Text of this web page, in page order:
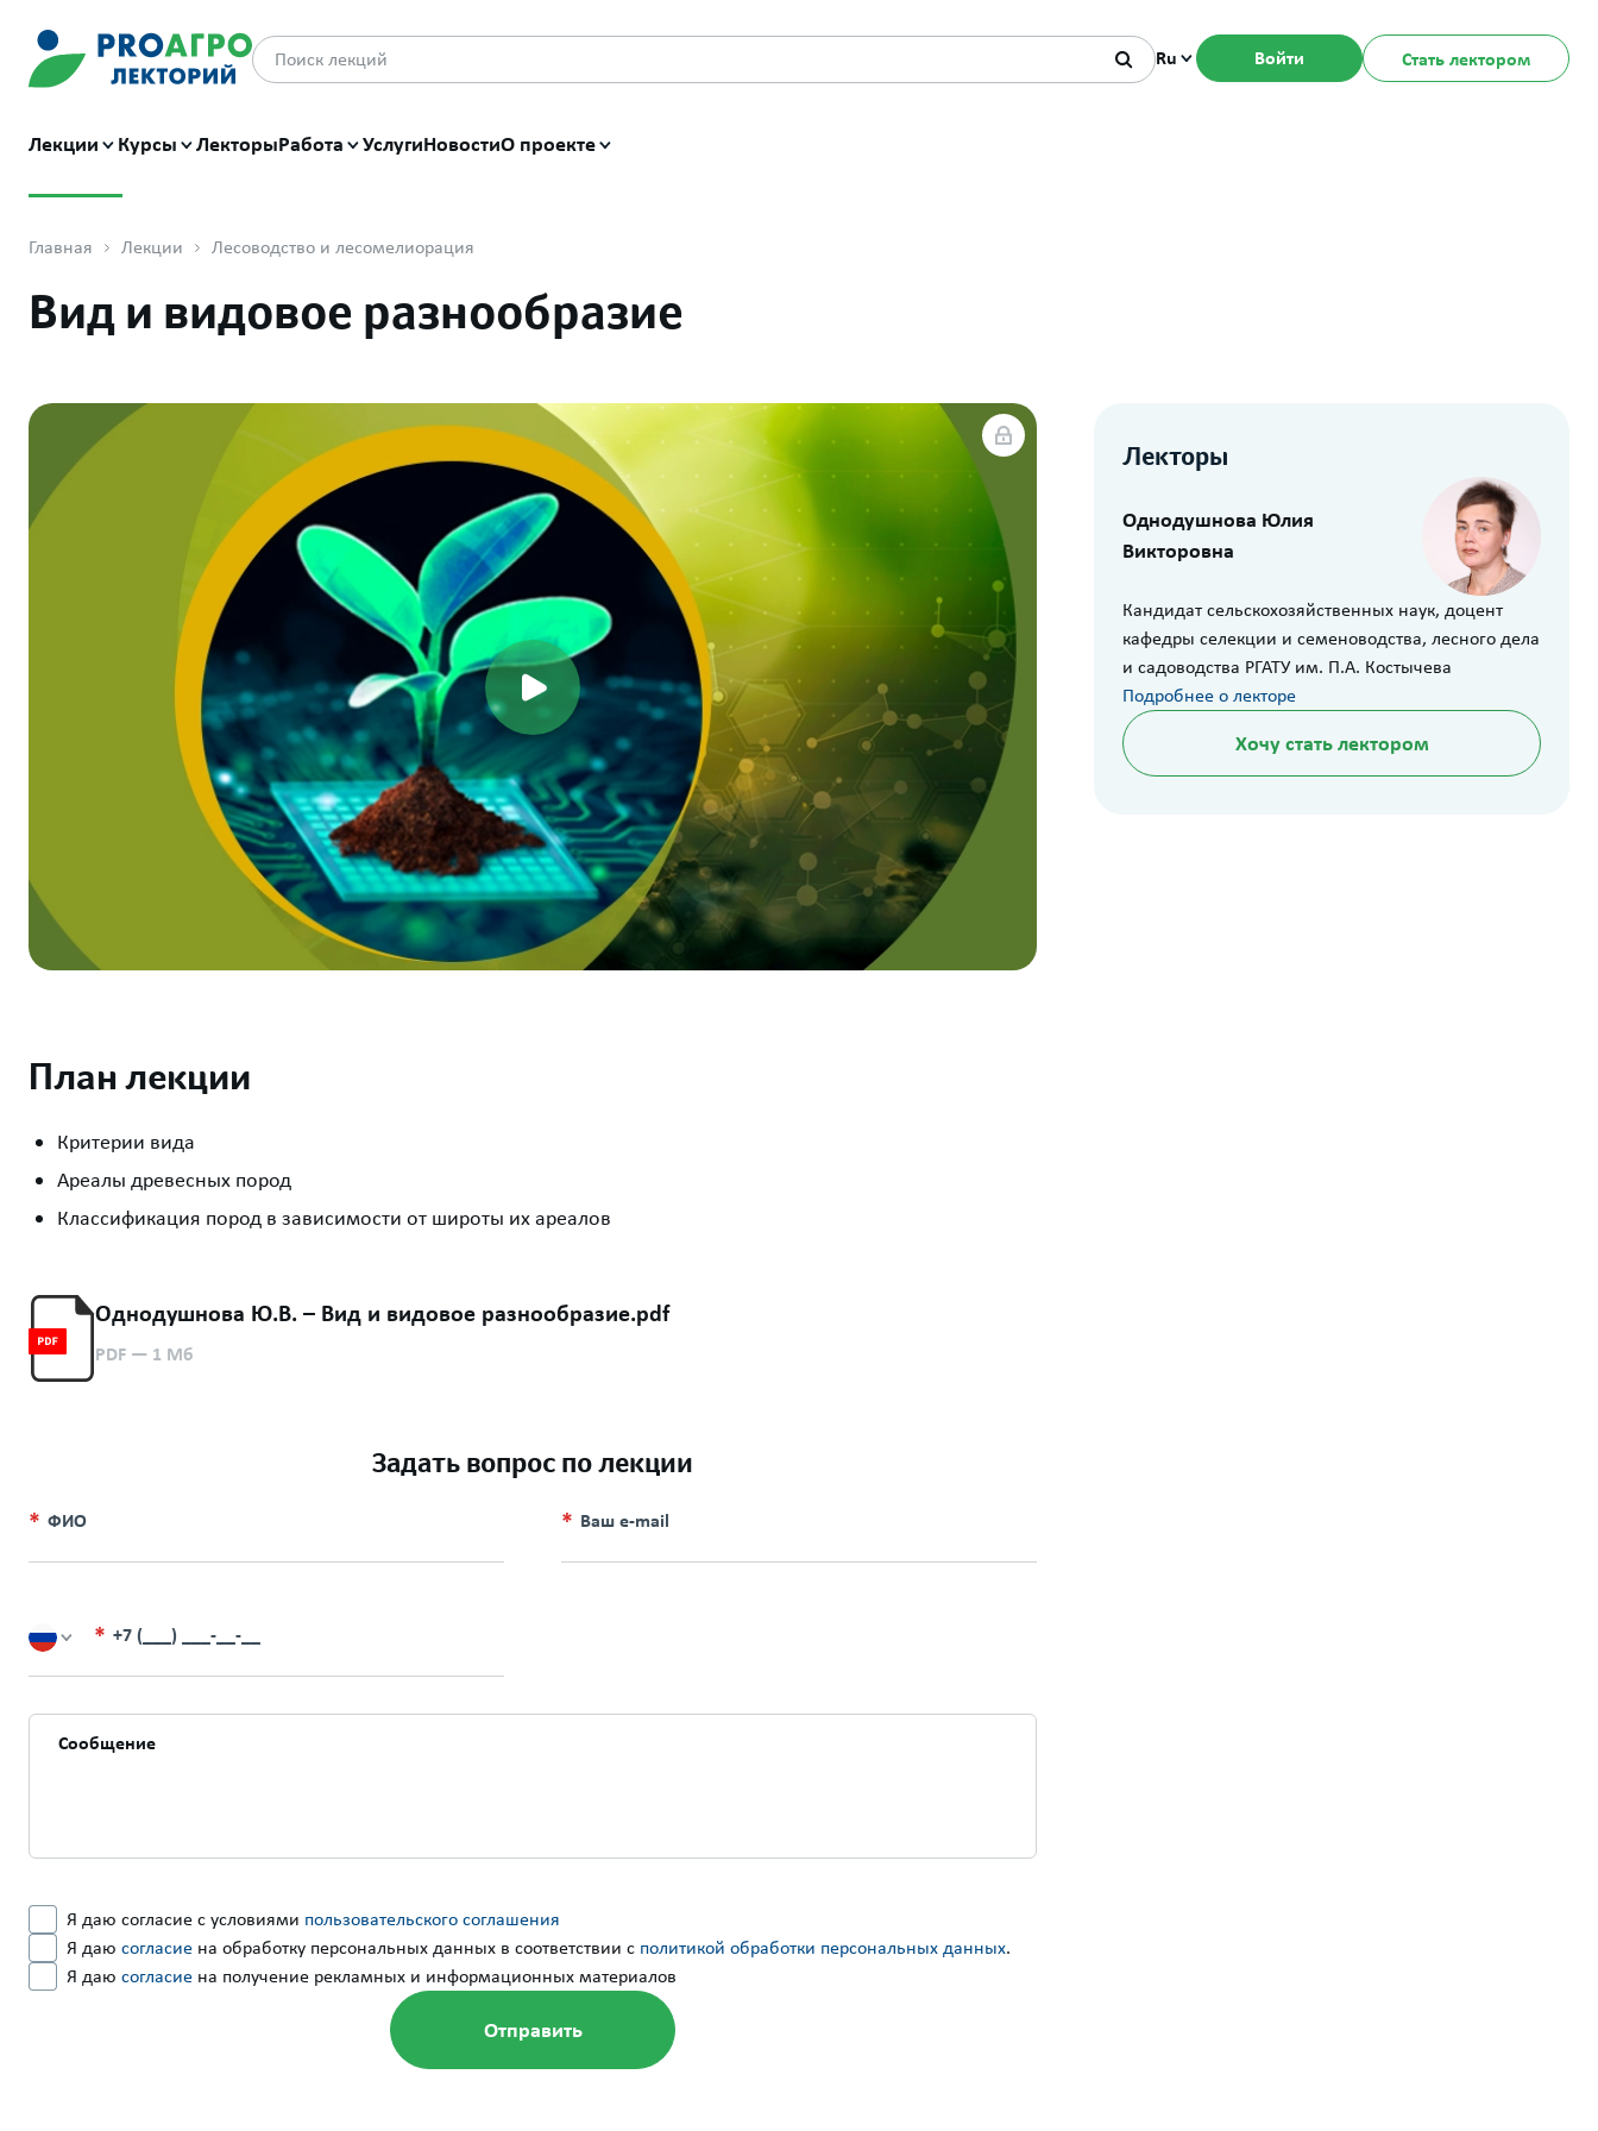
Ru Войти Стать лектором
Лекции Курсы ЛекторыРабота УслугиНовостиО проекте
Главная Лекции Лесоводство и лесомелиорация
Вид и видовое разнообразие
План лекции
Критерии вида
Ареалы древесных пород
Классификация пород в зависимости от широты их ареалов
Однодушнова Ю.В. – Вид и видовое разнообразие.pdf
PDF — 1 Мб
Задать вопрос по лекции
ФИО Ваш e-mail
+7 (___) ___-__-__
Я даю согласие с условиями пользовательского соглашения
Я даю согласие на обработку персональных данных в соответствии с политикой обработки персональных данных.
Я даю согласие на получение рекламных и информационных материалов
Лекторы
Однодушнова Юлия
Викторовна
Кандидат сельскохозяйственных наук, доцент
кафедры селекции и семеноводства, лесного дела
и садоводства РГАТУ им. П.А. Костычева
Подробнее о лекторе
Хочу стать лектором